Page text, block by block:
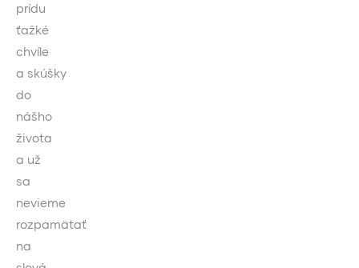
prídu
ťažké
chvíle
a skúšky
do
nášho
života
a už
sa
nevieme
rozpamätať
na